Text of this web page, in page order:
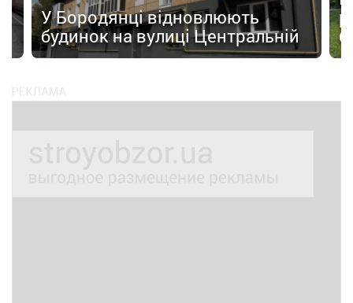
У Бородянці відновлюють
будинок на вулиці Центральній